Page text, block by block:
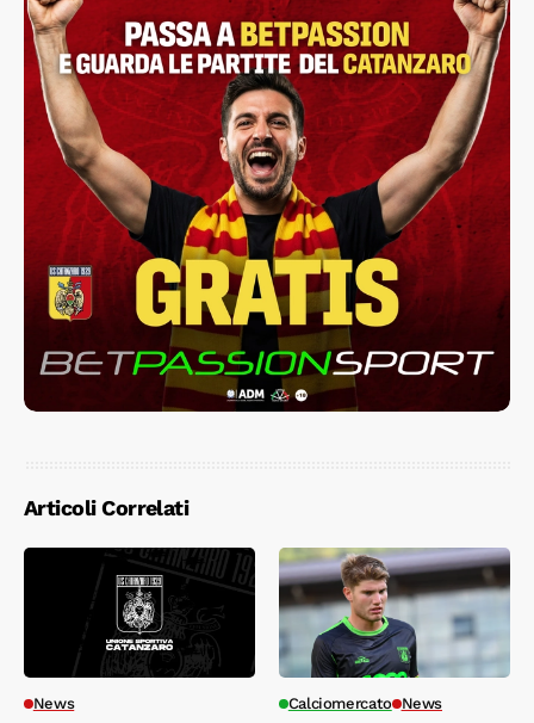
Articoli Correlati
News Calciomercato News